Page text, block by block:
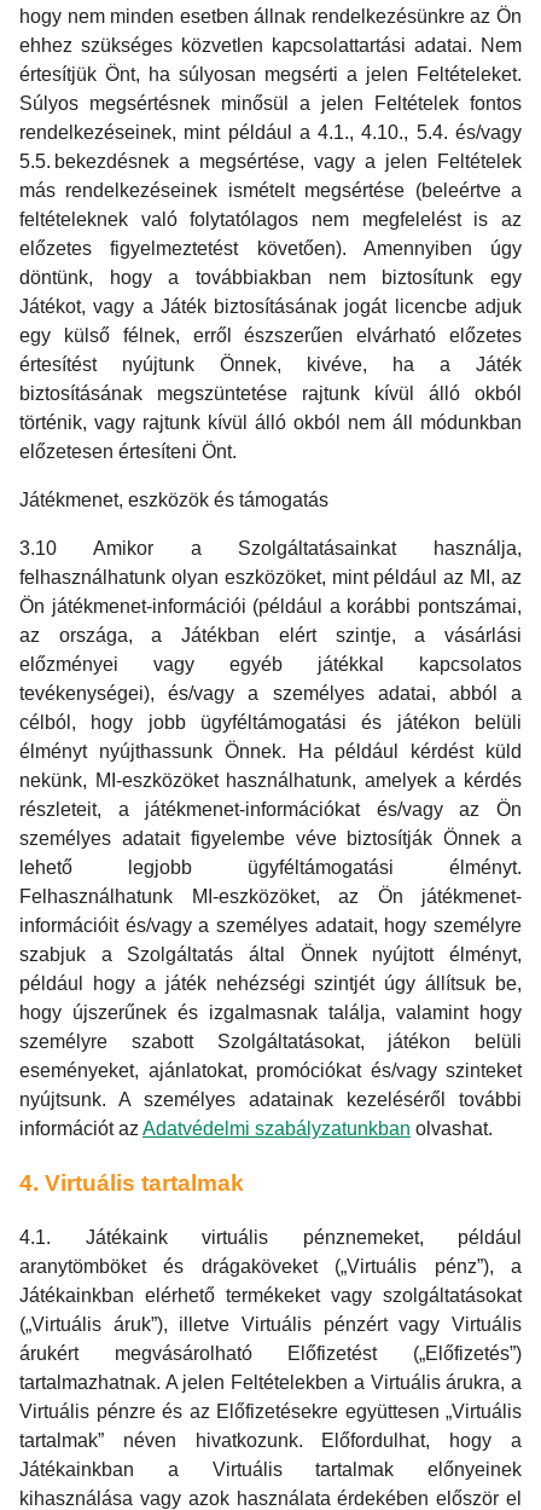
hogy nem minden esetben állnak rendelkezésünkre az Ön
ehhez szükséges közvetlen kapcsolattartási adatai. Nem
értesítjük Önt, ha súlyosan megsérti a jelen Feltételeket.
Súlyos megsértésnek minősül a jelen Feltételek fontos
rendelkezéseinek, mint például a 4.1., 4.10., 5.4. és/vagy
5.5. bekezdésnek a megsértése, vagy a jelen Feltételek
más rendelkezéseinek ismételt megsértése (beleértve a
feltételeknek való folytatólagos nem megfelelést is az
előzetes figyelmeztetést követően). Amennyiben úgy
döntünk, hogy a továbbiakban nem biztosítunk egy
Játékot, vagy a Játék biztosításának jogát licencbe adjuk
egy külső félnek, erről észszerűen elvárható előzetes
értesítést nyújtunk Önnek, kivéve, ha a Játék
biztosításának megszüntetése rajtunk kívül álló okból
történik, vagy rajtunk kívül álló okból nem áll módunkban
előzetesen értesíteni Önt.
Játékmenet, eszközök és támogatás
3.10 Amikor a Szolgáltatásainkat használja,
felhasználhatunk olyan eszközöket, mint például az MI, az
Ön játékmenet-információi (például a korábbi pontszámai,
az országa, a Játékban elért szintje, a vásárlási
előzményei vagy egyéb játékkal kapcsolatos
tevékenységei), és/vagy a személyes adatai, abból a
célból, hogy jobb ügyféltámogatási és játékon belüli
élményt nyújthassunk Önnek. Ha például kérdést küld
nekünk, MI-eszközöket használhatunk, amelyek a kérdés
részleteit, a játékmenet-információkat és/vagy az Ön
személyes adatait figyelembe véve biztosítják Önnek a
lehető legjobb ügyféltámogatási élményt.
Felhasználhatunk MI-eszközöket, az Ön játékmenet-
információit és/vagy a személyes adatait, hogy személyre
szabjuk a Szolgáltatás által Önnek nyújtott élményt,
például hogy a játék nehézségi szintjét úgy állítsuk be,
hogy újszerűnek és izgalmasnak találja, valamint hogy
személyre szabott Szolgáltatásokat, játékon belüli
eseményeket, ajánlatokat, promóciókat és/vagy szinteket
nyújtsunk. A személyes adatainak kezeléséről további
információt az Adatvédelmi szabályzatunkban olvashat.
4. Virtuális tartalmak
4.1. Játékaink virtuális pénznemeket, például
aranytömböket és drágaköveket („Virtuális pénz”), a
Játékainkban elérhető termékeket vagy szolgáltatásokat
(„Virtuális áruk”), illetve Virtuális pénzért vagy Virtuális
árukért megvásárolható Előfizetést („Előfizetés”)
tartalmazhatnak. A jelen Feltételekben a Virtuális árukra, a
Virtuális pénzre és az Előfizetésekre együttesen „Virtuális
tartalmak” néven hivatkozunk. Előfordulhat, hogy a
Játékainkban a Virtuális tartalmak előnyeinek
kihasználása vagy azok használata érdekében először el